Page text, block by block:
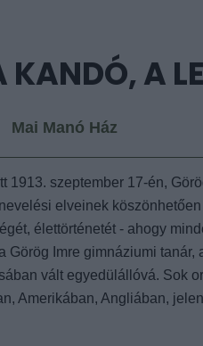
KANDÓ, A
Mai Manó Ház
1913. szeptember 17-én,
elveinek
élettörténetét - ahogy
Görög Imre gimnáziumi
vált egyedülállóvá. Sok
Amerikában, Angliában,